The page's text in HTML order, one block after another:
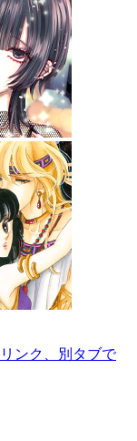
リンク、別タブで